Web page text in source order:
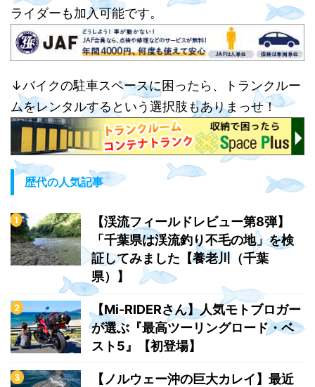
ライダーも加入可能です。
↓バイクの駐車スペースに困ったら、トランクルー
ムをレンタルするという選択肢もありまっせ！
歴代の人気記事
【渓流フィールドレビュー第8弾】
「千葉県は渓流釣り不毛の地」を検
証してみました【養老川（千葉
県）】
【Mi-RIDERさん】人気モトブロガー
が選ぶ『最高ツーリングロード・ベ
スト5』【初登場】
【ノルウェー沖の巨大カレイ】最近